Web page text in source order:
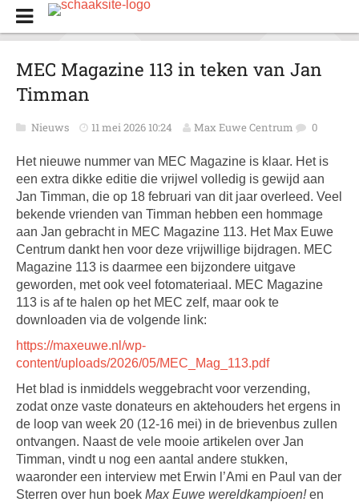
MEC Magazine 113 in teken van Jan
Timman
Nieuws 11 mei 2026 10:24 Max Euwe Centrum 0
Het nieuwe nummer van MEC Magazine is klaar. Het is
een extra dikke editie die vrijwel volledig is gewijd aan
Jan Timman, die op 18 februari van dit jaar overleed. Veel
bekende vrienden van Timman hebben een hommage
aan Jan gebracht in MEC Magazine 113. Het Max Euwe
Centrum dankt hen voor deze vrijwillige bijdragen. MEC
Magazine 113 is daarmee een bijzondere uitgave
geworden, met ook veel fotomateriaal. MEC Magazine
113 is af te halen op het MEC zelf, maar ook te
downloaden via de volgende link:
https://maxeuwe.nl/wp-
content/uploads/2026/05/MEC_Mag_113.pdf
Het blad is inmiddels weggebracht voor verzending,
zodat onze vaste donateurs en aktehouders het ergens in
de loop van week 20 (12-16 mei) in de brievenbus zullen
ontvangen. Naast de vele mooie artikelen over Jan
Timman, vindt u nog een aantal andere stukken,
waaronder een interview met Erwin l’Ami en Paul van der
Sterren over hun boek Max Euwe wereldkampioen!en